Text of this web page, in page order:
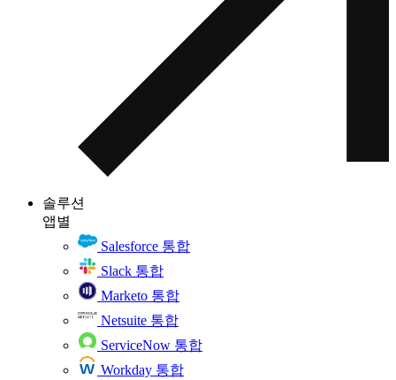
솔루션
앱별
Salesforce 통합
Slack 통합
Marketo 통합
Netsuite 통합
ServiceNow 통합
Workday 통합